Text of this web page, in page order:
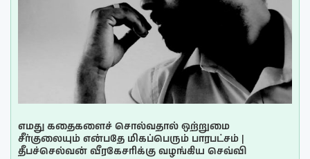
எமது கதைகளைச் சொல்வதால் ஒற்றுமை
சீர்குலையும் என்பதே மிகப்பெரும் பாரபட்சம் |
தீபச்செல்வன் வீரகேசரிக்கு வழங்கிய செவ்வி